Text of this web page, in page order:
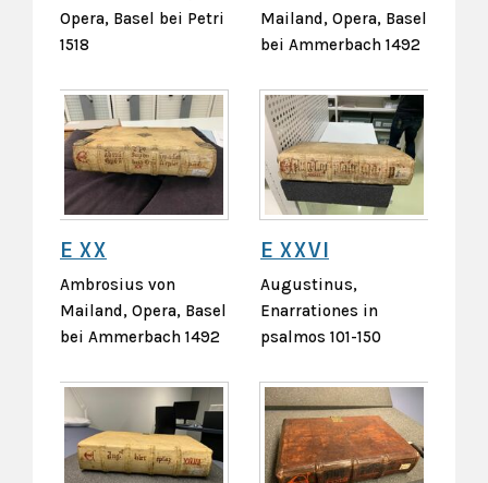
Opera, Basel bei Petri
1518
Mailand, Opera, Basel
bei Ammerbach 1492
E XX
Ambrosius von
Mailand, Opera, Basel
bei Ammerbach 1492
E XXVI
Augustinus,
Enarrationes in
psalmos 101-150